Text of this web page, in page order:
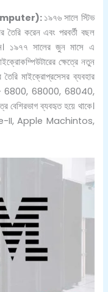
১৯৭৬ সালে স্টিভ
করেন এবং পরবর্তী বছল
১৯৭৭ সালের জুন মাসে এ
ক্ষেত্রে নতুন
মাইক্রোপ্রসেসর ব্যবহার
6800, 68000, 68040,
বেশিরভাগ ব্যবহৃত হয়ে থাকে।
II, Apple Machintos,